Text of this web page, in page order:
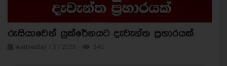
රුසියාවෙන් යුක්රේනයට දැවැන්ත ප්‍රහාරයක්
Wednesday / 5 / 2026 340